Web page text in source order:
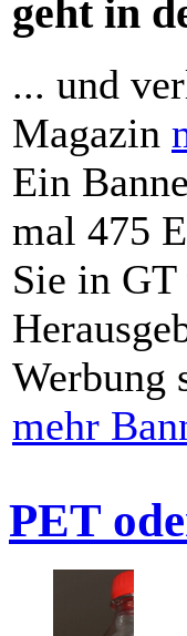
geht in
... und
Magazin
Ein
mal 475
Sie in
Werbung
mehr
PET